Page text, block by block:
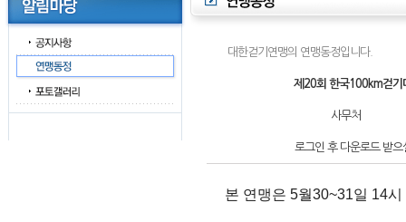
대한걷기연맹의 연맹동정입니다.
제20회 한국100km걷기
사무처
로그인 후 다운로드 받으
본 연맹은 5월30~31일 14